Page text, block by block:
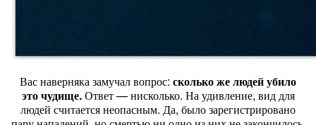
Вас наверняка замучал вопрос: сколько же людей убило
это чудище.Ответ — нисколько. На удивление, вид для
людей считается неопасным. Да, было зарегистрировано